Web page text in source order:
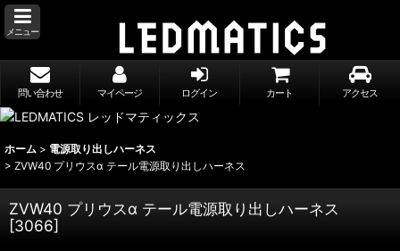
メニュー
問い合わせ マイページ ログイン カート アクセス
ホーム > 電源取り出しハーネス
> ZVW40 プリウスα テール電源取り出しハーネス
ZVW40 プリウスα テール電源取り出しハーネス
[3066]